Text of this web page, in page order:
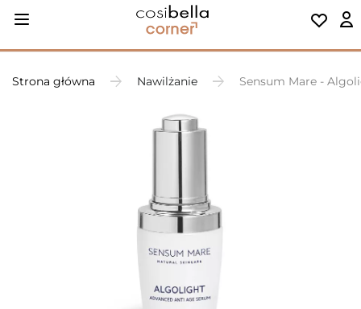
Strona główna Nawilżanie Sensum Mare -